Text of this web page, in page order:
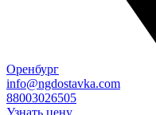
Оренбург
info@ngdostavka.com
88003026505
Узнать цену